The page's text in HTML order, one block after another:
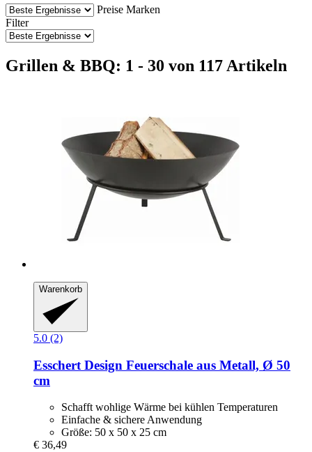
Preise Marken
Filter
Grillen & BBQ: 1 - 30 von 117 Artikeln
Warenkorb
5.0 (2)
Esschert Design Feuerschale aus Metall, Ø 50
cm
Schafft wohlige Wärme bei kühlen Temperaturen
Einfache & sichere Anwendung
Größe: 50 x 50 x 25 cm
€ 36,49